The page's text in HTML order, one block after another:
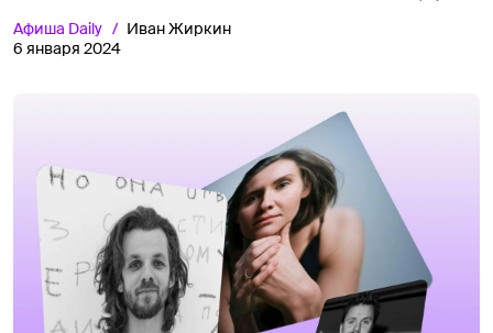
Афиша Daily
Иван Жиркин
6 января 2024